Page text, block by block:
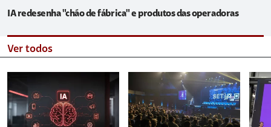
IA redesenha "chão de fábrica" e produtos das operadoras
Ver todos